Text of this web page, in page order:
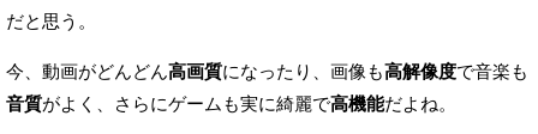
だと思う。
今、動画がどんどん高画質になったり、画像も高解像度で音楽も
音質がよく、さらにゲームも実に綺麗で高機能だよね。